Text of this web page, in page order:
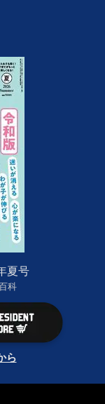
夏号
科
ら